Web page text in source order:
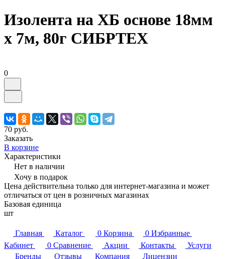
Изолента на ХБ основе 18мм
х 7м, 80г СИБРТЕХ
0
70 руб.
Заказать
В корзине
Характеристики
Нет в наличии
Хочу в подарок
Цена действительна только для интернет-магазина и может
отличаться от цен в розничных магазинах
Базовая единица
шт
Главная Каталог 0 Корзина 0 Избранные
Кабинет
0 Сравнение Акции Контакты
Услуги
Бренды
Отзывы Компания Лицензии